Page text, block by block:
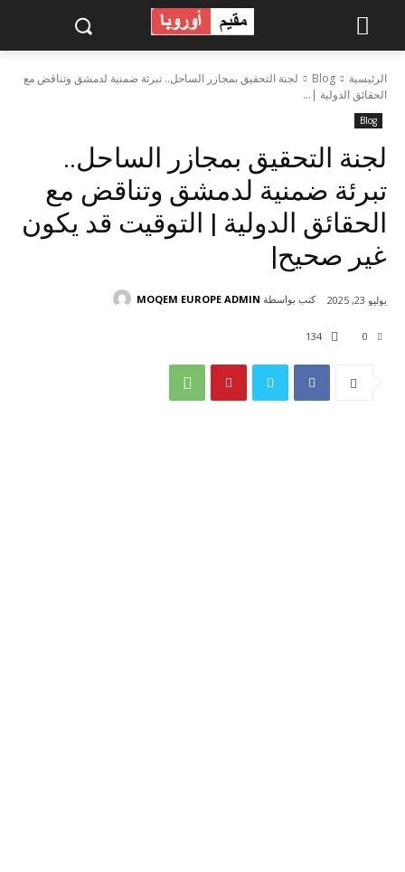
الرئيسية Blog
لجنة التحقيق بمجازر الساحل.. تبرئة ضمنية لدمشق وتناقض مع
الحقائق الدولية |...
Blog
لجنة التحقيق بمجازر الساحل..
تبرئة ضمنية لدمشق وتناقض مع
الحقائق الدولية | التوقيت قد يكون
غير صحيح|
0
134
يوليو 23, 2025 كتب بواسطة MOQEM EUROPE ADMIN